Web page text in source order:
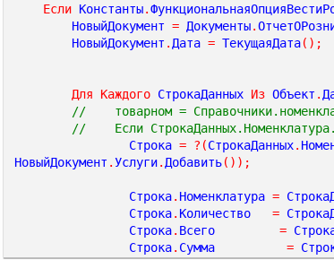
Если Константы.
НовыйДокумент = Документы.
НовыйДокумент . Дата = ТекущаяДата();
Для Каждого СтрокаДанных Из Объект .
//    товарном =
//    Если
Строка = ?(СтрокаДанных.
НовыйДокумент .Услуги. Добавить());
Строка. Номенклатура =
Строка. Количество =
Строка. Всего =
Строка. Сумма =